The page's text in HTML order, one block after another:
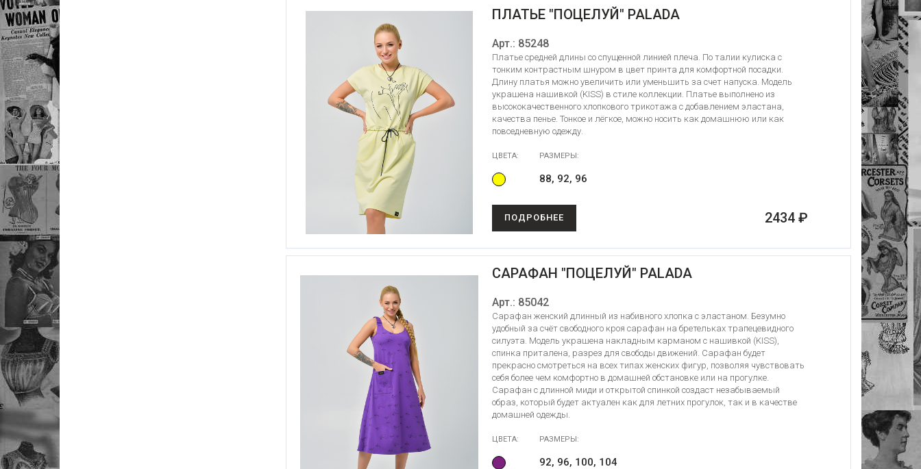
ПЛАТЬЕ "ПОЦЕЛУЙ" PALADA
Арт.: 85248
Платье средней длины со спущенной линией плеча. По талии кулиска с
тонким контрастным шнуром в цвет принта для комфортной посадки.
Длину платья можно увеличить или уменьшить за счет напуска. Модель
украшена нашивкой (KISS) в стиле коллекции. Платье выполнено из
высококачественного хлопкового трикотажа с добавлением эластана,
качества пенье. Тонкое и лёгкое, можно носить как домашнюю или как
повседневную одежду.
ЦВЕТА: РАЗМЕРЫ:
88, 92, 96
ПОДРОБНЕЕ 2434 ₽
САРАФАН "ПОЦЕЛУЙ" PALADA
Арт.: 85042
Сарафан женский длинный из набивного хлопка с эластаном. Безумно
удобный за счёт свободного кроя сарафан на бретельках трапецевидного
силуэта. Модель украшена накладным карманом с нашивкой (KISS),
спинка приталена, разрез для свободы движений. Сарафан будет
прекрасно смотреться на всех типах женских фигур, позволяя чувствовать
себя более чем комфортно в домашней обстановке или на прогулке.
Сарафан с длинной миди и открытой спинкой создаст незабываемый
образ, который будет актуален как для летних прогулок, так и в качестве
домашней одежды.
ЦВЕТА: РАЗМЕРЫ:
92, 96, 100, 104